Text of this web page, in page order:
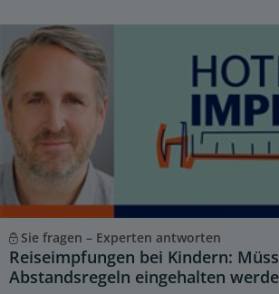
Sie fragen – Experten antworten
Reiseimpfungen bei Kindern:
Abstandsregeln eingehalten